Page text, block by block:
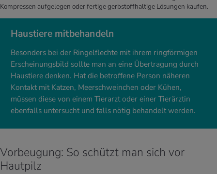
Haustiere mitbehandeln
Besonders bei der Ringelflechte mit ihrem ringförmigen
Erscheinungsbild sollte man an eine Übertragung durch
Haustiere denken. Hat die betroffene Person näheren
Kontakt mit Katzen, Meerschweinchen oder Kühen,
müssen diese von einem Tierarzt oder einer Tierärztin
ebenfalls untersucht und falls nötig behandelt werden.
Kompressen aufgelegen oder fertige gerbstoffhaltige Lösungen kaufen.
Vorbeugung: So schützt man sich vor
Hautpilz